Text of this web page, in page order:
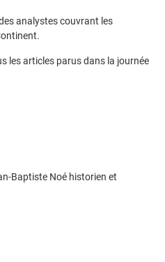
analystes couvrant les
les articles parus dans la journée
Baptiste Noé historien et